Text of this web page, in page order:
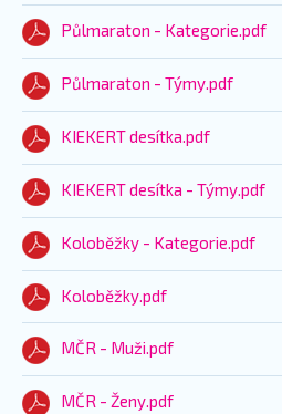
Půlmaraton - Kategorie.pdf
Půlmaraton - Týmy.pdf
KIEKERT desítka.pdf
KIEKERT desítka - Týmy.pdf
Koloběžky - Kategorie.pdf
Koloběžky.pdf
MČR - Muži.pdf
MČR - Ženy.pdf